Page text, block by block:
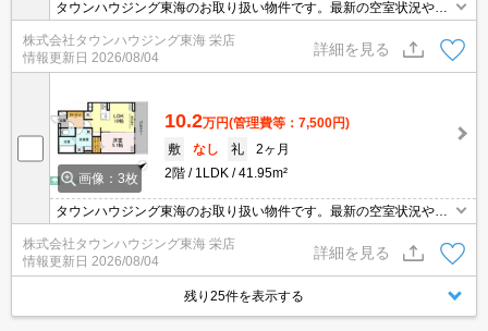
タウンハウジング東海のお取り扱い物件です。最新の空室状況やの
詳細などお気軽にお問い合わせ下さい。
株式会社タウンハウジング東海 栄店
情報更新日 2026/08/04
詳細を見る
画像：3枚
10.2万円(管理費等：7,500円)
敷
なし 礼
2ヶ月
2階
1LDK 41.95m²
タウンハウジング東海のお取り扱い物件です。最新の空室状況やの
詳細などお気軽にお問い合わせ下さい。
株式会社タウンハウジング東海 栄店
情報更新日 2026/08/04
詳細を見る
残り25件を表示する